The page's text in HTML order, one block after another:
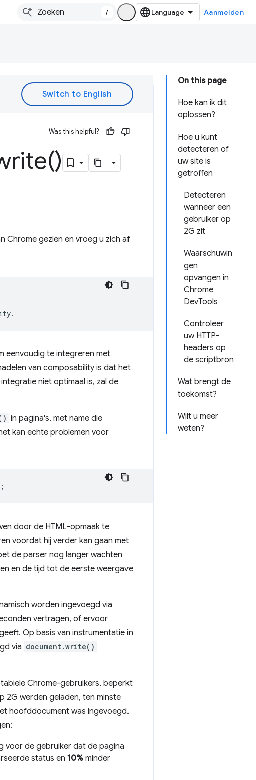
/ Aanmelden
On this page
Hoe kan ik dit
oplossen?
Hoe u kunt
detecteren of
uw site is
getroffen
Detecteren
wanneer een
gebruiker op
2G zit
Waarschuwin
gen
opvangen in
Chrome
DevTools
Controleer
uw HTTP-
headers op
de scriptbron
Wat brengt de
toekomst?
Wilt u meer
weten?
Was this helpful?
)
Chrome gezien en vroeg u zich af
eenvoudig te integreren met
van composability is dat het
niet optimaal is, zal de
in pagina's, met name die
kan echte problemen voor
door de HTML-opmaak te
voordat hij verder kan gaan met
de parser nog langer wachten
en de tijd tot de eerste weergave
worden ingevoegd via
vertragen, of ervoor
Op basis van instrumentatie in
via document.write()
Chrome-gebruikers, beperkt
2G werden geladen, ten minste
hoofddocument was ingevoegd.
voor de gebruiker dat de pagina
status en 10% minder